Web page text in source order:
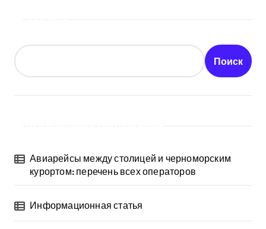
Поиск
Авиарейсы между столицей и черноморским
курортом: перечень всех операторов
Информационная статья